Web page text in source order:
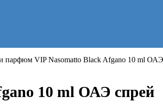
парфюм VIP Nasomatto Black Afgano 10 ml
10 ml ОАЭ спрей